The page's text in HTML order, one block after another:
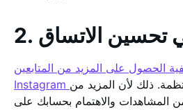
تحسين الاتساق
الحصول على المزيد من المتابعين
Instagram ذلك لأن المزيد من
المشاهدات والاهتمام بحسابك على